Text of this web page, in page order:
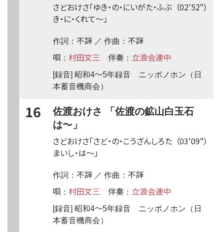
（02'52"）
さどおけさ「ゆき・の・にいがた・ふぶ
き・に・くれて〜 」
作詞： 不詳 ／ 作曲： 不詳
唄 ： 村田文三 伴奏 ： 立浪会連中
[録音] 昭和4〜5年録音 ニッポノホン（日
本蓄音機商会）
16
佐渡おけさ 「佐渡の鉱山白玉石
は〜 」
（03'09"）
さどおけさ「さど・の・こうざんしろた
まいし・は〜 」
作詞： 不詳 ／ 作曲： 不詳
唄 ： 村田文三 伴奏 ： 立浪会連中
[録音] 昭和4〜5年録音 ニッポノホン（日
本蓄音機商会）